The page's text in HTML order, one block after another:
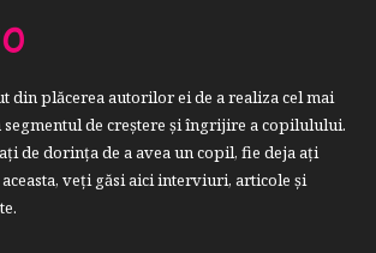
din plăcerea autorilor ei de a realiza cel mai
de creştere şi îngrijire a copilulului.
de dorinţa de a avea un copil, fie deja aţi
veți găsi aici interviuri, articole şi